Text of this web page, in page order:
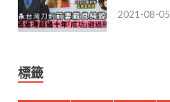
2021-08-05
標籤